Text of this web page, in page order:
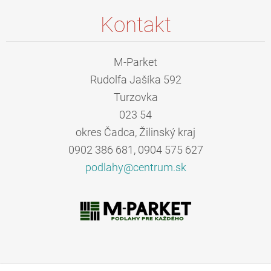
Kontakt
M-Parket
Rudolfa Jašíka 592
Turzovka
023 54
okres Čadca, Žilinský kraj
0902 386 681, 0904 575 627
podlahy@centrum.sk